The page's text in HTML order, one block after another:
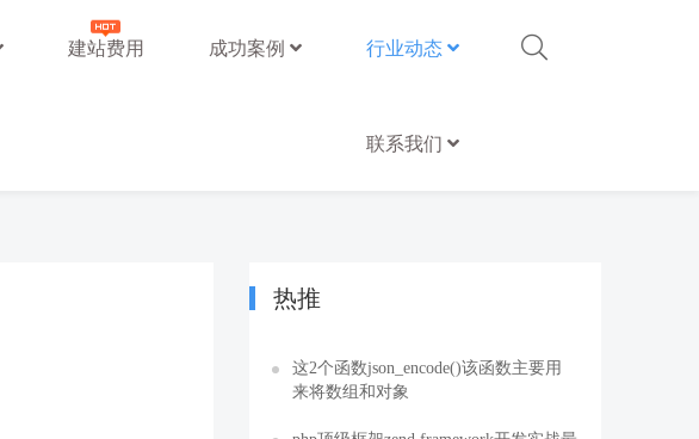
建站费用 成功案例 行业动态
联系我们
热推
这2个函数json_encode()该函数主要用
来将数组和对象